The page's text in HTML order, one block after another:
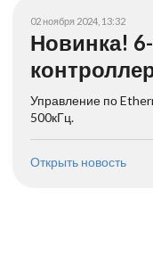
02 ноября 2024, 13:32
Новинка!
Управление по
500кГц.
Открыть новость